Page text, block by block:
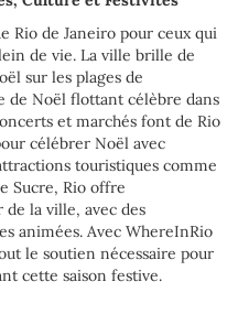
Rio de Janeiro pour ceux qui
de vie. La ville brille de
sur les plages de
de Noël flottant célèbre dans
et marchés font de Rio
célébrer Noël avec
touristiques comme
Sucre, Rio offre
la ville, avec des
animées. Avec WhereInRio
le soutien nécessaire pour
cette saison festive.